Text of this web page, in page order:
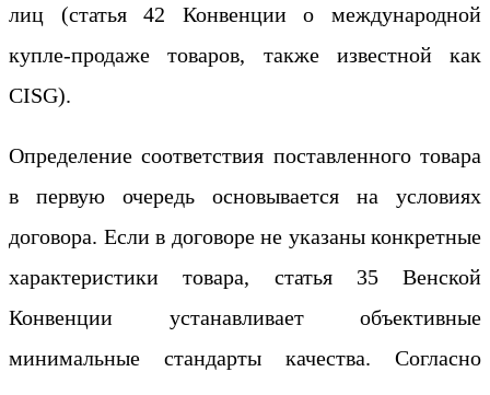
лиц (статья 42 Конвенции о международной
купле-продаже товаров, также известной как
CISG).
Определение соответствия поставленного товара
в первую очередь основывается на условиях
договора. Если в договоре не указаны конкретные
характеристики товара, статья 35 Венской
Конвенции устанавливает объективные
минимальные стандарты качества. Согласно